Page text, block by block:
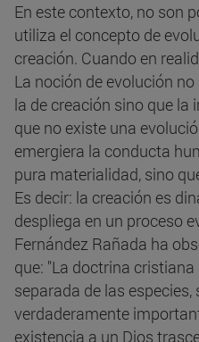
En este contexto, no son
utiliza el concepto de
creación. Cuando en
La noción de evolución
la de creación sino que la
que no existe una
emergiera la conducta
pura materialidad, sino
Es decir: la creación es
despliega en un proceso
Fernández Rañada ha
que: "La doctrina
separada de las
verdaderamente
existencia a un Dios